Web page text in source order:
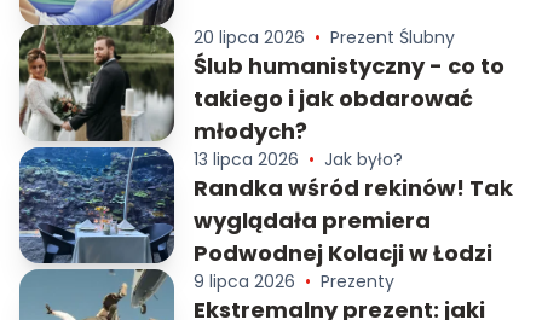
20 lipca 2026 • Prezent Ślubny
Ślub humanistyczny - co to
takiego i jak obdarować
młodych?
13 lipca 2026 • Jak było?
Randka wśród rekinów! Tak
wyglądała premiera
Podwodnej Kolacji w Łodzi
9 lipca 2026 • Prezenty
Ekstremalny prezent: jaki